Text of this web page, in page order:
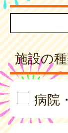
施設の
病院